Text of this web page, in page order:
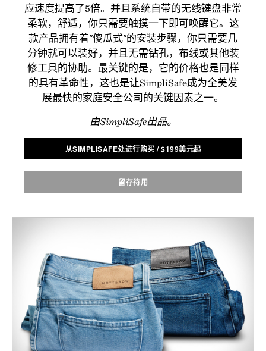
应速度提高了5倍。并且系统自带的无线键盘非常
柔软，舒适，你只需要触摸一下即可唤醒它。这
款产品拥有着"傻瓜式"的安装步骤，你只需要几
分钟就可以装好，并且无需钻孔，布线或其他装
修工具的协助。最关键的是，它的价格也是同样
的具有革命性，这也是让SimpliSafe成为全美发
展最快的家庭安全公司的关键因素之一。
由SimpliSafe出品。
从SIMPLISAFE处进行购买 /$199美元起
留存待用